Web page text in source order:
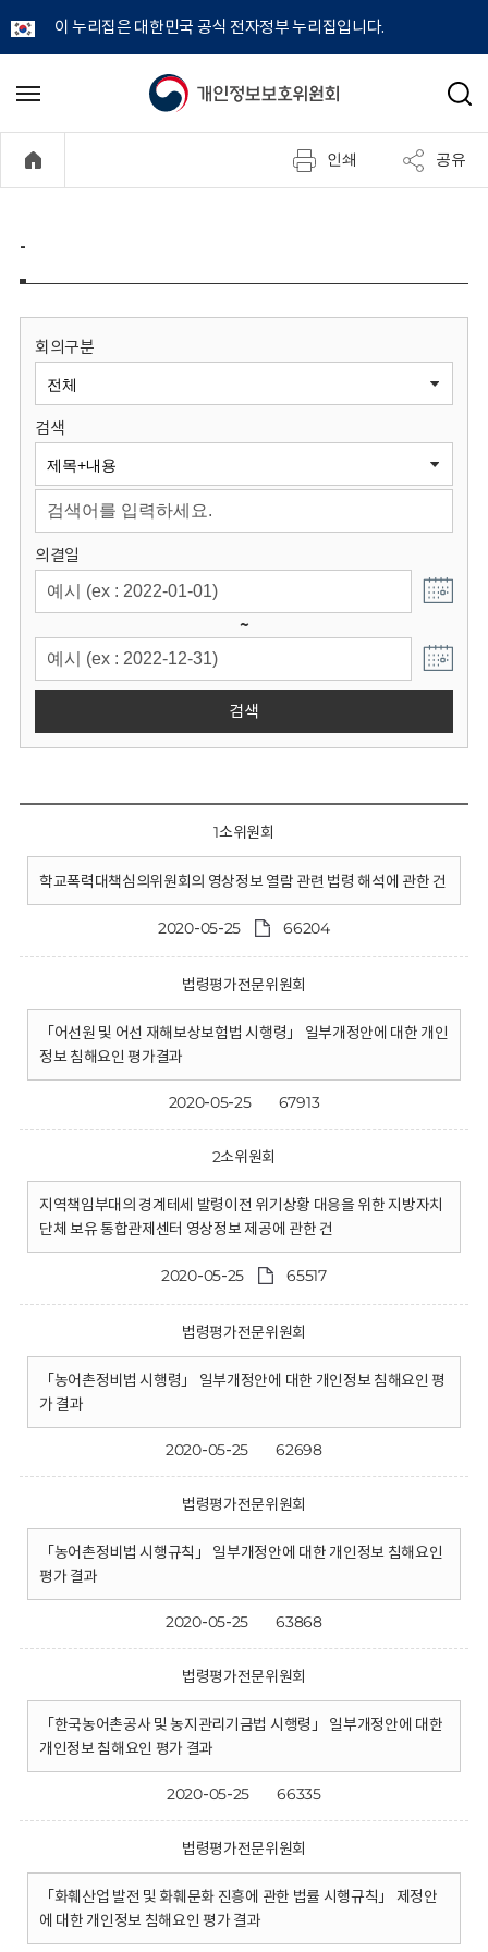
이 누리집은 대한민국 공식 전자정부 누리집입니다.
개
정
보
원
회
메
기
검
인쇄 공유
-
회의구분
검색
의결일
~
검색
1소위원회
학교폭력대책심의위원회의 영상정보 열람 관련 법령 해석에 관한 건
2020-05-25 66204
법령평가전문위원회
「어선원 및 어선 재해보상보험법 시행령」 일부개정안에 대한 개인
정보 침해요인 평가결과
2020-05-25 67913
2소위원회
지역책임부대의 경계테세 발령이전 위기상황 대응을 위한 지방자치
단체 보유 통합관제센터 영상정보 제공에 관한 건
2020-05-25 65517
법령평가전문위원회
「농어촌정비법 시행령」 일부개정안에 대한 개인정보 침해요인 평
가 결과
2020-05-25 62698
법령평가전문위원회
「농어촌정비법 시행규칙」 일부개정안에 대한 개인정보 침해요인
평가 결과
2020-05-25 63868
법령평가전문위원회
「한국농어촌공사 및 농지관리기금법 시행령」 일부개정안에 대한
개인정보 침해요인 평가 결과
2020-05-25 66335
법령평가전문위원회
「화훼산업 발전 및 화훼문화 진흥에 관한 법률 시행규칙」 제정안
에 대한 개인정보 침해요인 평가 결과